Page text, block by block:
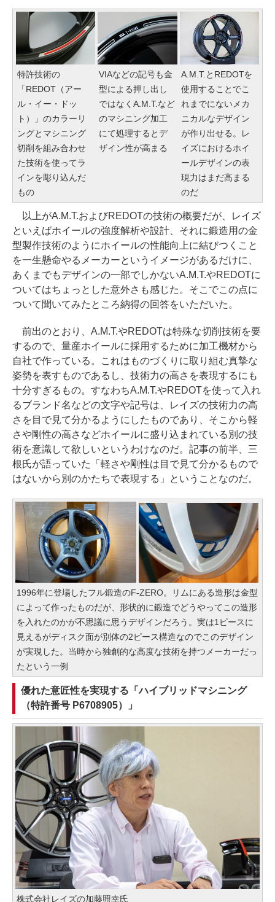
特許技術の
「REDOT（アー
ル・イー・ドッ
ト）」のカラーリ
ングとマシニング
切削を組み合わせ
た技術を使ってラ
インを彫り込んだ
もの
VIAなどの記号も金
型による押し出し
ではなくA.M.T.など
のマシニング加工
にて処理するとデ
ザイン性が高まる
A.M.T.とREDOTを
使用することでこ
れまでにないメカ
ニカルなデザイン
が作り出せる。レ
イズにおけるホイ
ールデザインの表
現力はまだ高まる
のだ
以上がA.M.T.およびREDOTの技術の概要だが、レイズ
といえばホイールの強度解析や設計、それに鍛造用の金
型製作技術のようにホイールの性能向上に結びつくこと
を一生懸命やるメーカーというイメージがあるだけに、
あくまでもデザインの一部でしかないA.M.T.やREDOTに
ついてはちょっとした意外さも感じた。そこでこの点に
ついて聞いてみたところ納得の回答をいただいた。
前出のとおり、A.M.T.やREDOTは特殊な切削技術を要
するので、量産ホイールに採用するために加工機材から
自社で作っている。これはものづくりに取り組む真摯な
姿勢を表すものであるし、技術力の高さを表現するにも
十分すぎるもの。すなわちA.M.T.やREDOTを使って入れ
るブランド名などの文字や記号は、レイズの技術力の高
さを目で見て分かるようにしたものであり、そこから軽
さや剛性の高さなどホイールに盛り込まれている別の技
術を意識して欲しいというわけなのだ。記事の前半、三
根氏が語っていた「軽さや剛性は目で見て分かるもので
はないから別のかたちで表現する」ということなのだ。
1996年に登場したフル鍛造のF-ZERO。リムにある造形は金型
によって作ったものだが、形状的に鍛造でどうやってこの造形
を入れたのかが不思議に思うデザインだろう。実は1ピースに
見えるがディスク面が別体の2ピース構造なのでこのデザイン
が実現した。当時から独創的な高度な技術を持つメーカーだっ
たという一例
優れた意匠性を実現する「ハイブリッドマシニング
（特許番号 P6708905）」
株式会社レイズの加藤照幸氏